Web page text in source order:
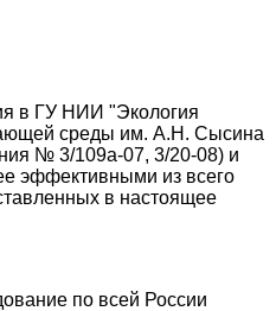
в ГУ НИИ "Экология
среды им. А.Н. Сыcина
№ 3/109а-07, 3/20-08) и
эффективными из всего
в настоящее
по всей России